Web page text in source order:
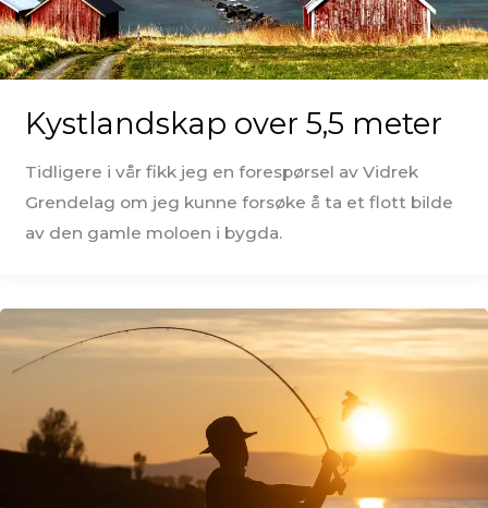
Kystlandskap over 5,5 meter
Tidligere i vår fikk jeg en forespørsel av Vidrek
Grendelag om jeg kunne forsøke å ta et flott bilde
av den gamle moloen i bygda.